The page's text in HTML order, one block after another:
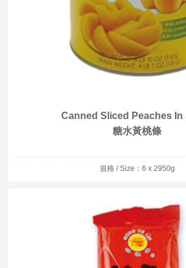
Canned Sliced Peaches In
糖水黃桃條
規格 / Size：6 x 2950g